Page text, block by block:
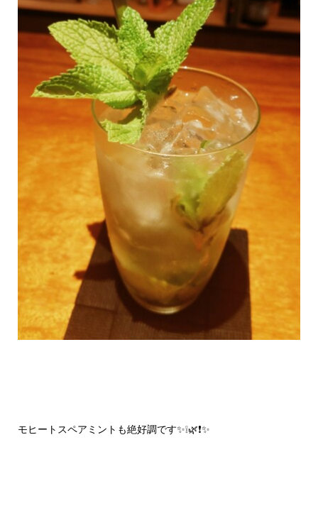
モヒートスペアミントも絶好調です✨❕🌿❗✨